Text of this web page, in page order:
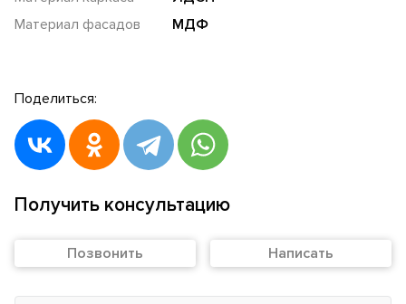
Материал фасадов
МДФ
Поделиться:
Получить консультацию
Позвонить Написать